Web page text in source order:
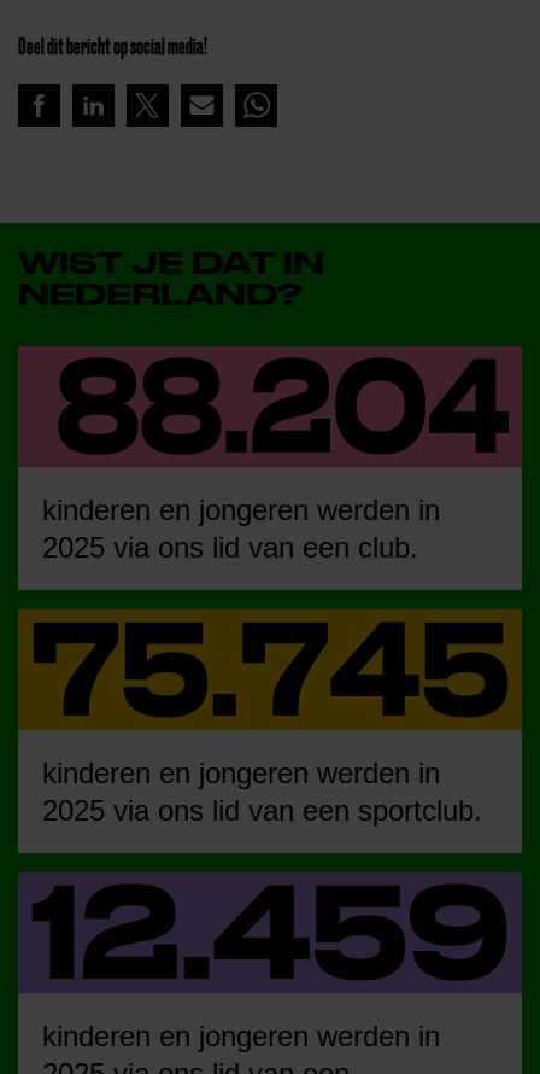
Deel dit bericht op social media!
WIST JE DAT IN
NEDERLAND?
kinderen en jongeren werden in
2025 via ons lid van een club.
kinderen en jongeren werden in
2025 via ons lid van een sportclub.
kinderen en jongeren werden in